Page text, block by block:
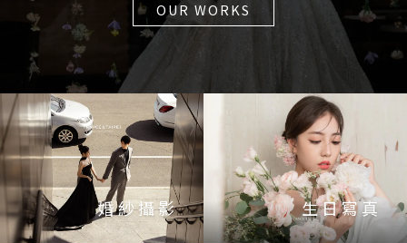
OUR WORKS
婚紗攝影 生日寫真